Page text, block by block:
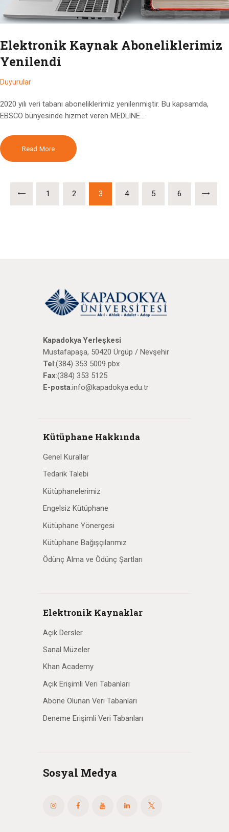
Elektronik Kaynak Aboneliklerimiz
Yenilendi
Duyurular
2020 yılı veri tabanı aboneliklerimiz yenilenmiştir. Bu kapsamda,
EBSCO bünyesinde hizmet veren MEDLINE…
Read More
Yazı
sayfalaması
PAGE
1 PAGE
2 PAGE
3 PAGE
4 PAGE
5 PAGE
6
>
Kapadokya Yerleşkesi
Mustafapaşa, 50420 Ürgüp / Nevşehir
Tel:(384) 353 5009 pbx
Fax:(384) 353 5125
E-posta:info@kapadokya.edu.tr
Kütüphane Hakkında
Genel Kurallar
Tedarik Talebi
Kütüphanelerimiz
Engelsiz Kütüphane
Kütüphane Yönergesi
Kütüphane Bağışçılarımız
Ödünç Alma ve Ödünç Şartları
Elektronik Kaynaklar
Açık Dersler
Sanal Müzeler
Khan Academy
Açık Erişimli Veri Tabanları
Abone Olunan Veri Tabanları
Deneme Erişimli Veri Tabanları
Sosyal Medya